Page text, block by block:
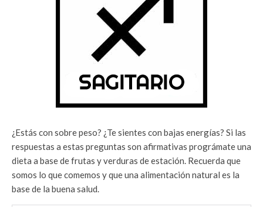
¿Estás con sobre peso? ¿Te sientes con bajas energías? Si las
respuestas a estas preguntas son afirmativas prográmate una
dieta a base de frutas y verduras de estación. Recuerda que
somos lo que comemos y que una alimentación natural es la
base de la buena salud.